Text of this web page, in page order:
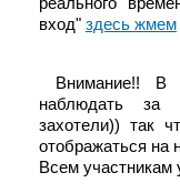
вход" здесь жмем
Внимание!! В
наблюдать за
захотели)) так
отображаться на
Всем участникам